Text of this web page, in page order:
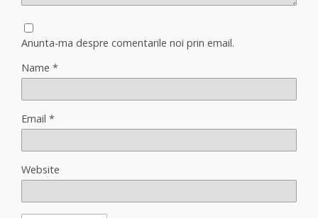
Anunta-ma despre comentarile noi prin email.
Name *
Email *
Website